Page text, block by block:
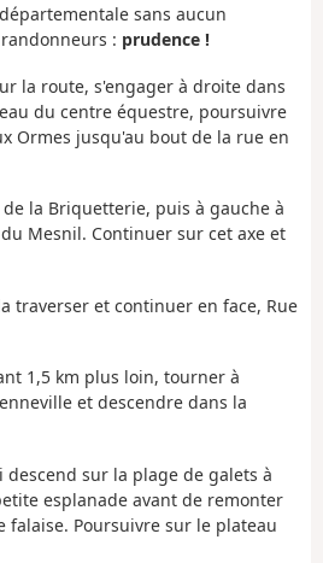
sans aucun
: prudence !
la route, s'engager à droite dans
du centre équestre, poursuivre
Ormes jusqu'au bout de la rue en
la Briquetterie, puis à gauche à
Mesnil. Continuer sur cet axe et
traverser et continuer en face, Rue
1,5 km plus loin, tourner à
et descendre dans la
descend sur la plage de galets à
esplanade avant de remonter
falaise. Poursuivre sur le plateau